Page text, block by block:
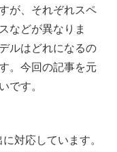
が、それぞれスペ
などが異なりま
ルはどれになるの
。今回の記事を元
です。
対応しています。